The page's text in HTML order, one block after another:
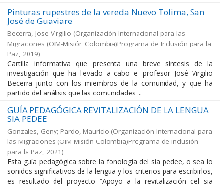
Pinturas rupestres de la vereda Nuevo Tolima, San
José de Guaviare
Becerra, Jose Virgilio (Organización Internacional para las
Migraciones (OIM-Misión Colombia)Programa de Inclusión para la
Paz, 2019)
Cartilla informativa que presenta una breve síntesis de la
investigación que ha llevado a cabo el profesor José Virgilio
Becerra junto con los miembros de la comunidad, y que ha
partido del análisis que las comunidades ...
GUÍA PEDAGÓGICA REVITALIZACIÓN DE LA LENGUA
SIA PEDEE
Gonzales, Geny; Pardo, Mauricio (Organización Internacional para
las Migraciones (OIM-Misión Colombia)Programa de Inclusión
para la Paz, 2021)
Esta guía pedagógica sobre la fonología del sia pedee, o sea lo
sonidos significativos de la lengua y los criterios para escribirlos,
es resultado del proyecto “Apoyo a la revitalización del sia